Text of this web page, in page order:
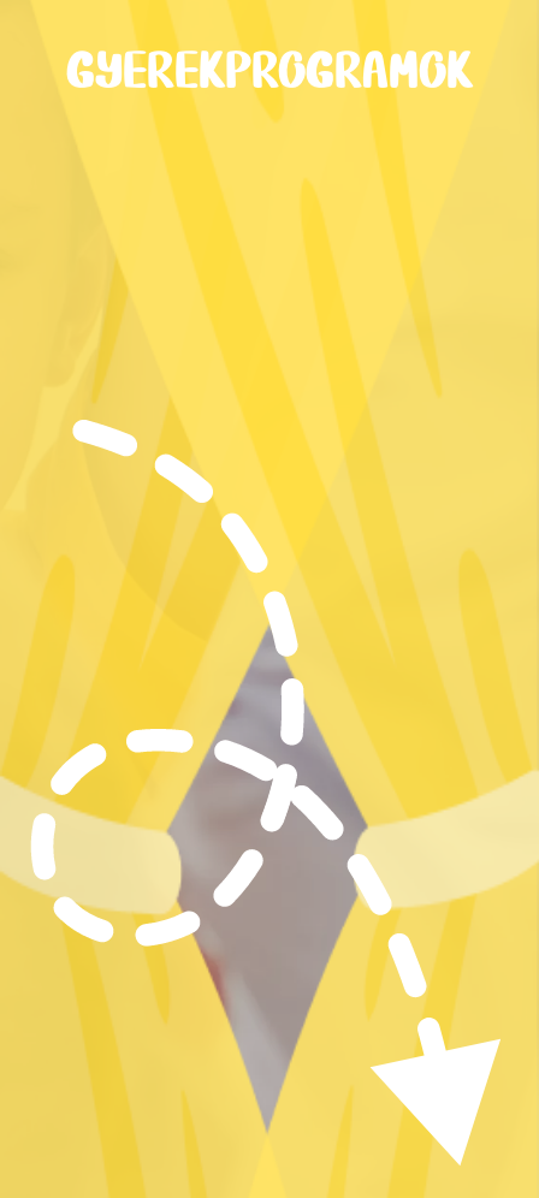
GYEREKPROGRAMOK